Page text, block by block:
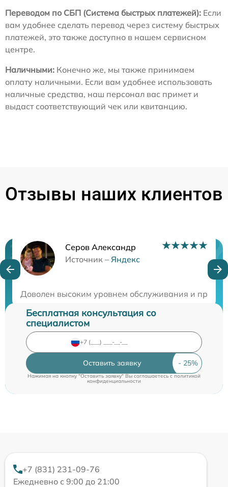
Переводом по СБП (Система быстрых платежей): Если
вам удобнее сделать перевод через систему быстрых
платежей, это также доступно в нашем сервисном
центре.
Наличными: Конечно же, мы также принимаем
оплату наличными. Если вам удобнее использовать
наличные средства, наш персонал вас примет и
выдаст соответствующий чек или квитанцию.
Отзывы наших клиентов
Серов Александр
Источник – Яндекс
Доволен высоким уровнем обслуживания и
Нужна консультация?
Бесплатная консультация со
специалистом
Оставить заявку
Нажимая на кнопку "Оставить заявку" Вы соглашаетесь cполитикой
конфиденциальности
+7 (831) 231-09-76
Ежедневно с 9:00 до 21:00